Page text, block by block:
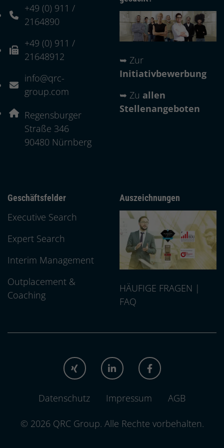
+49 (0) 911 /
2164890
Telefonnummer: 4 9 0 9 1 1 2 1 6 4 8 9 0
+49 (0) 911 /
21648912
Faxnummer: 4 9 0 9 1 1 2 1 6 4 8 9 1 2
info@qrc-
group.com
E-Mail Adresse: info@qrc-group.com
Adresse:
Regensburger
Straße 346
90480 , 9 0 4 8 0
Nürnberg
➥ Zur
Initiativbewerbung
➥ Zu allen
Stellenangeboten
Geschäftsfelder
Executive Search
Expert Search
Interim Management
Outplacement &
Coaching
Auszeichnungen
HÄUFIGE FRAGEN |
FAQ
XING LINKEDINFACEBOOK
Datenschutz Impressum AGB
© 2026 QRC Group. Alle Rechte vorbehalten.